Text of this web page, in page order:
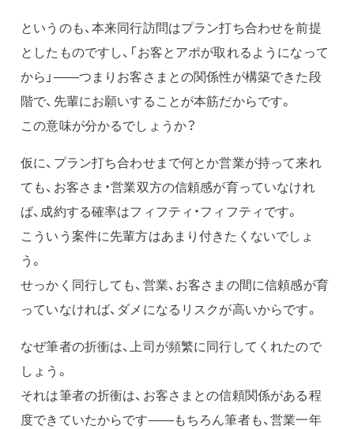
というのも、本来同行訪問はプラン打ち合わせを前提
としたものですし、「お客とアポが取れるようになって
から」——つまりお客さまとの関係性が構築できた段
階で、先輩にお願いすることが本筋だからです。
この意味が分かるでしょうか？
仮に、プラン打ち合わせまで何とか営業が持って来れ
ても、お客さま・営業双方の信頼感が育っていなけれ
ば、成約する確率はフィフティ・フィフティです。
こういう案件に先輩方はあまり付きたくないでしょ
う。
せっかく同行しても、営業、お客さまの間に信頼感が育
っていなければ、ダメになるリスクが高いからです。
なぜ筆者の折衝は、上司が頻繁に同行してくれたので
しょう。
それは筆者の折衝は、お客さまとの信頼関係がある程
度できていたからです——もちろん筆者も、営業一年